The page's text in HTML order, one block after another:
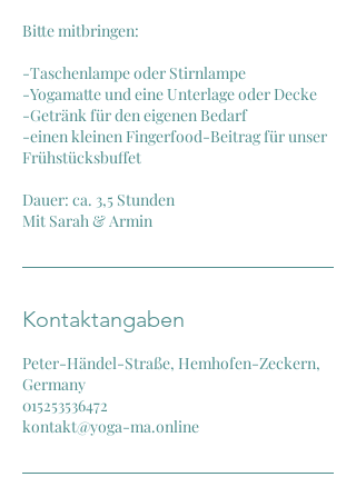
Bitte mitbringen:
-Taschenlampe oder Stirnlampe
-Yogamatte und eine Unterlage oder Decke
-Getränk für den eigenen Bedarf
-einen kleinen Fingerfood-Beitrag für unser
Frühstücksbuffet
Dauer: ca. 3,5 Stunden
Mit Sarah & Armin
Kontaktangaben
Peter-Händel-Straße, Hemhofen-Zeckern,
Germany
015253536472
kontakt@yoga-ma.online